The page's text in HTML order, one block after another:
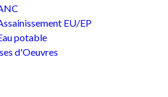
EU/EP
potable
d'Oeuvres